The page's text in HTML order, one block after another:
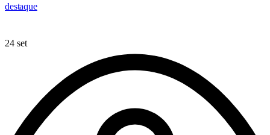
destaque
24 set